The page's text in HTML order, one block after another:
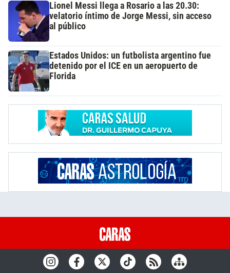
Lionel Messi llega a Rosario a las 20.30:
velatorio íntimo de Jorge Messi, sin acceso
al público
Estados Unidos: un futbolista argentino fue
detenido por el ICE en un aeropuerto de
Florida